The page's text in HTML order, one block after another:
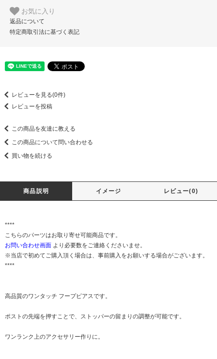
お気に入り
返品について
特定商取引法に基づく表記
レビューを見る(0件)
レビューを投稿
この商品を友達に教える
この商品について問い合わせる
買い物を続ける
商品説明 イメージ レビュー(0)
****
こちらのパーツはお取り寄せ可能商品です。
お問い合わせ画面 より必要数をご連絡くださいませ。
※当店で初めてご購入頂く場合は、事前購入をお願いする場合がございます。
****
高品質のワンタッチ フープピアスです。
ポストの先端を押すことで、ストッパーの留まりの調整が可能です。
ワンランク上のアクセサリー作りに。